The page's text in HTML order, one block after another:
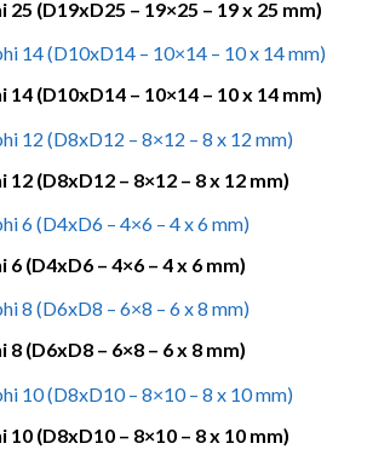
25 (D19xD25 – 19×25 – 19 x 25 mm)
14 (D10xD14 – 10×14 – 10 x 14 mm)
12 (D8xD12 – 8×12 – 8 x 12 mm)
6 (D4xD6 – 4×6 – 4 x 6 mm)
8 (D6xD8 – 6×8 – 6 x 8 mm)
10 (D8xD10 – 8×10 – 8 x 10 mm)